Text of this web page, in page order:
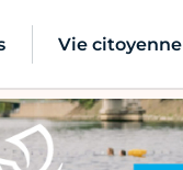
Vie citoyenne